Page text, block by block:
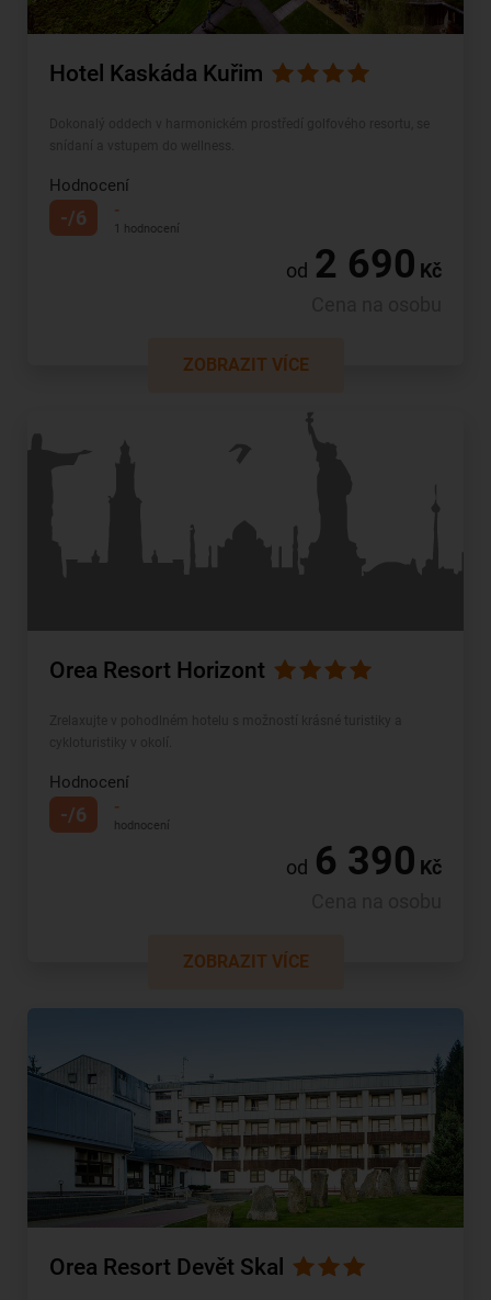
Hotel Kaskáda Kuřim
Hodnocení
-/6 -
1 hodnocení
od 2 690 Kč
ZOBRAZIT VÍCE
Orea Resort Horizont
Hodnocení
-/6 -
hodnocení
od 6 390 Kč
ZOBRAZIT VÍCE
Orea Resort Devět Skal